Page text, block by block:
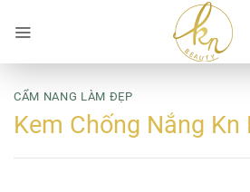
qua
nội
dung
CẨM NANG LÀM ĐẸP
Kem Chống Nắng Kn